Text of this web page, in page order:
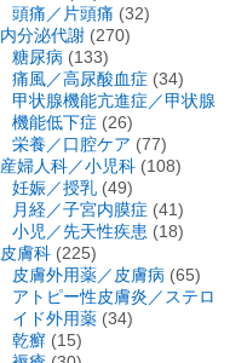
頭痛／片頭痛 (32)
内分泌代謝 (270)
糖尿病 (133)
痛風／高尿酸血症 (34)
甲状腺機能亢進症／甲状腺
機能低下症 (26)
栄養／口腔ケア (77)
産婦人科／小児科 (108)
妊娠／授乳 (49)
月経／子宮内膜症 (41)
小児／先天性疾患 (18)
皮膚科 (225)
皮膚外用薬／皮膚病 (65)
アトピー性皮膚炎／ステロ
イド外用薬 (34)
乾癬 (15)